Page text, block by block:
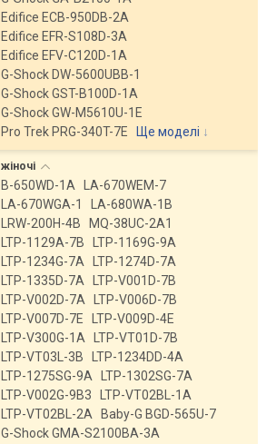
Edifice ECB-950DB-2A
Edifice EFR-S108D-3A
Edifice EFV-C120D-1A
G-Shock DW-5600UBB-1
G-Shock GST-B100D-1A
G-Shock GW-M5610U-1E
Pro Trek PRG-340T-7E
Ще моделі ↓
жіночі
B-650WD-1A
LA-670WEM-7
LA-670WGA-1
LA-680WA-1B
LRW-200H-4B
MQ-38UC-2A1
LTP-1129A-7B
LTP-1169G-9A
LTP-1234G-7A
LTP-1274D-7A
LTP-1335D-7A
LTP-V001D-7B
LTP-V002D-7A
LTP-V006D-7B
LTP-V007D-7E
LTP-V009D-4E
LTP-V300G-1A
LTP-VT01D-7B
LTP-VT03L-3B
LTP-1234DD-4A
LTP-1275SG-9A
LTP-1302SG-7A
LTP-V002G-9B3
LTP-VT02BL-1A
LTP-VT02BL-2A
Baby-G BGD-565U-7
G-Shock GMA-S2100BA-3A